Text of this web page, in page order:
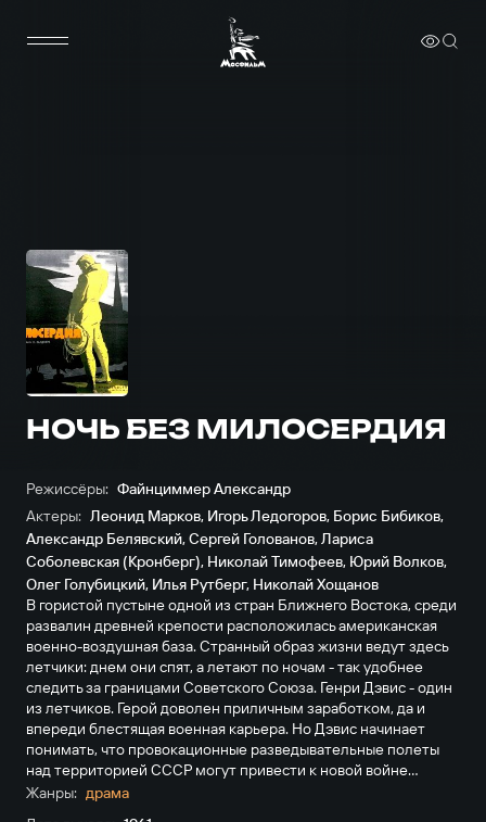
НОЧЬ БЕЗ МИЛОСЕРДИЯ
Режиссёры: Файнциммер Александр
Актеры: Леонид Марков, Игорь Ледогоров, Борис Бибиков,
Александр Белявский,Сергей Голованов,Лариса
Соболевская (Кронберг), Николай Тимофеев, Юрий Волков,
Олег Голубицкий, Илья Рутберг, Николай Хощанов
В гористой пустыне одной из стран Ближнего Востока, среди
развалин древней крепости расположилась американская
военно-воздушная база. Странный образ жизни ведут здесь
летчики: днем они спят, а летают по ночам - так удобнее
следить за границами Советского Союза. Генри Дэвис - один
из летчиков. Герой доволен приличным заработком, да и
впереди блестящая военная карьера. Но Дэвис начинает
понимать, что провокационные разведывательные полеты
над территорией СССР могут привести к новой войне...
Жанры: драма